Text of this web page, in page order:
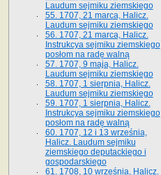
Laudum sejmiku ziemskiego
55. 1707, 21 marca, Halicz.
Laudum sejmiku ziemskiego
56. 1707, 21 marca, Halicz.
Instrukcya sejmiku ziemskiego
posłom na radę walną
57. 1707, 9 maja, Halicz.
Laudum sejmiku ziemskiego
58. 1707, 1 sierpnia, Halicz.
Laudum sejmiku ziemskiego
59. 1707, 1 sierpnia, Halicz.
Instrukcya sejmiku ziemskiego
posłom na radę walną
60. 1707, 12 i 13 września,
Halicz. Laudum sejmiku
ziemskiego deputackiego i
gospodarskiego
61. 1708, 10 września, Halicz.